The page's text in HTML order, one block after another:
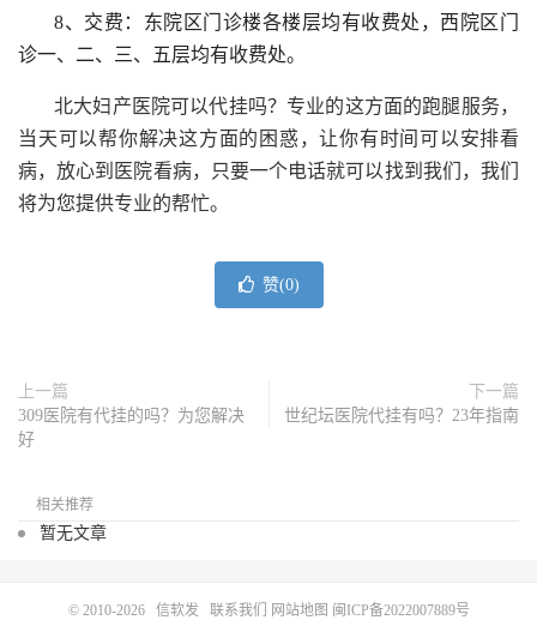
8、交费：东院区门诊楼各楼层均有收费处，西院区门
诊一、二、三、五层均有收费处。
北大妇产医院可以代挂吗？专业的这方面的跑腿服务，
当天可以帮你解决这方面的困惑，让你有时间可以安排看
病，放心到医院看病，只要一个电话就可以找到我们，我们
将为您提供专业的帮忙。
赞(0)
上一篇
309医院有代挂的吗？为您解决
好
下一篇
世纪坛医院代挂有吗？23年指南
相关推荐
暂无文章
© 2010-2026 信软发 联系我们 网站地图 闽ICP备2022007889号